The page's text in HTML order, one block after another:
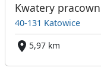
40-131 Katowice
5,97 km